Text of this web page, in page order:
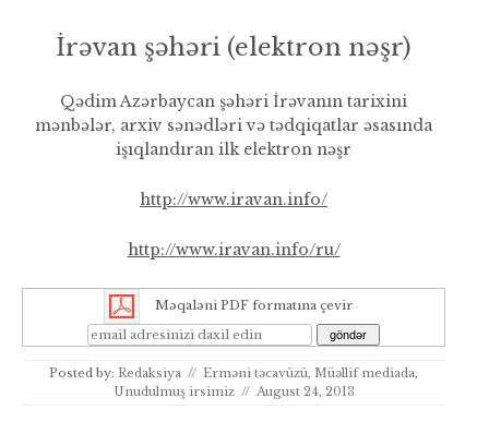
İrəvan şəhəri (elektron nəşr)
Qədim Azərbaycan şəhəri İrəvanın tarixini
mənbələr, arxiv sənədləri və tədqiqatlar əsasında
işıqlandıran ilk elektron nəşr
http://www.iravan.info/
http://www.iravan.info/ru/
Məqaləni PDF formatına çevir
Posted by: Redaksiya // Erməni təcavüzü, Müəllif mediada,
Unudulmuş irsimiz // August 24, 2013